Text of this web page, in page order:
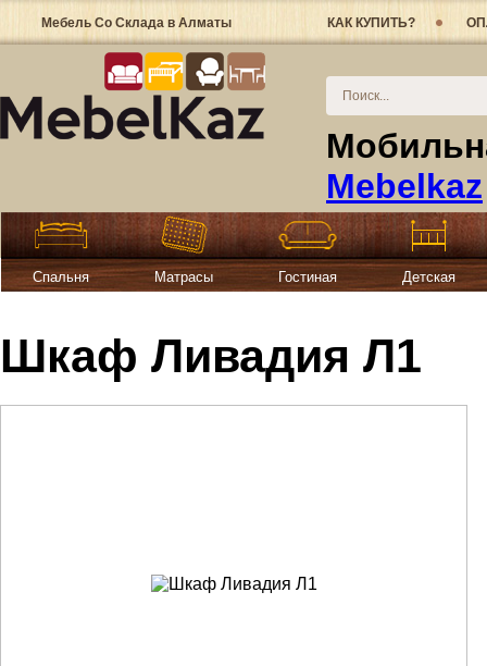
Мебель Со Склада в Алматы КАК КУПИТЬ?
Mebelkaz
Спальня Матрасы Гостиная Детская
Шкаф Ливадия Л1